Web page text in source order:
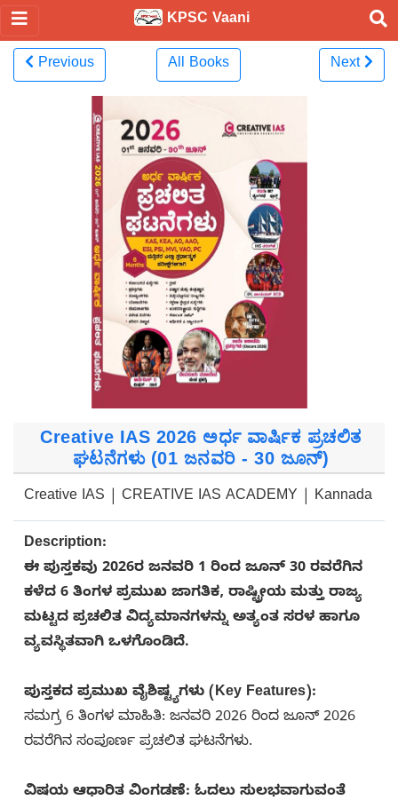
KPSC Vaani
Previous All Books Next
Creative IAS 2026 ಅರ್ಧ ವಾರ್ಷಿಕ ಪ್ರಚಲಿತ
ಘಟನೆಗಳು (01 ಜನವರಿ - 30 ಜೂನ್)
Creative IAS | CREATIVE IAS ACADEMY | Kannada
Description:
ಈ ಪುಸ್ತಕವು 2026ರ ಜನವರಿ 1 ರಿಂದ ಜೂನ್ 30 ರವರೆಗಿನ
ಕಳೆದ 6 ತಿಂಗಳ ಪ್ರಮುಖ ಜಾಗತಿಕ, ರಾಷ್ಟ್ರೀಯ ಮತ್ತು ರಾಜ್ಯ
ಮಟ್ಟದ ಪ್ರಚಲಿತ ವಿದ್ಯಮಾನಗಳನ್ನು ಅತ್ಯಂತ ಸರಳ ಹಾಗೂ
ವ್ಯವಸ್ಥಿತವಾಗಿ ಒಳಗೊಂಡಿದೆ.
ಪುಸ್ತಕದ ಪ್ರಮುಖ ವೈಶಿಷ್ಟ್ಯಗಳು (Key Features):
ಸಮಗ್ರ 6 ತಿಂಗಳ ಮಾಹಿತಿ: ಜನವರಿ 2026 ರಿಂದ ಜೂನ್ 2026
ರವರೆಗಿನ ಸಂಪೂರ್ಣ ಪ್ರಚಲಿತ ಘಟನೆಗಳು.
ವಿಷಯ ಆಧಾರಿತ ವಿಂಗಡಣೆ: ಓದಲು ಸುಲಭವಾಗುವಂತೆ